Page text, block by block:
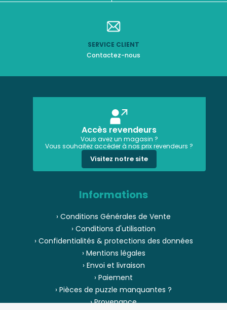
SERVICE CLIENT
Contactez-nous
Accès revendeurs
Vous avez un magasin ?
Vous souhaitez accéder à nos prix revendeurs ?
Visitez notre site
Informations
› Conditions Générales de Vente
› Conditions d'utilisation
› Confidentialités & protections des données
› Mentions légales
› Envoi et livraison
› Paiement
› Pièces de puzzle manquantes ?
› Provenance